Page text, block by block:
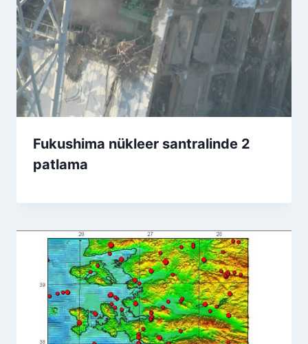
Fukushima nükleer santralinde 2
patlama